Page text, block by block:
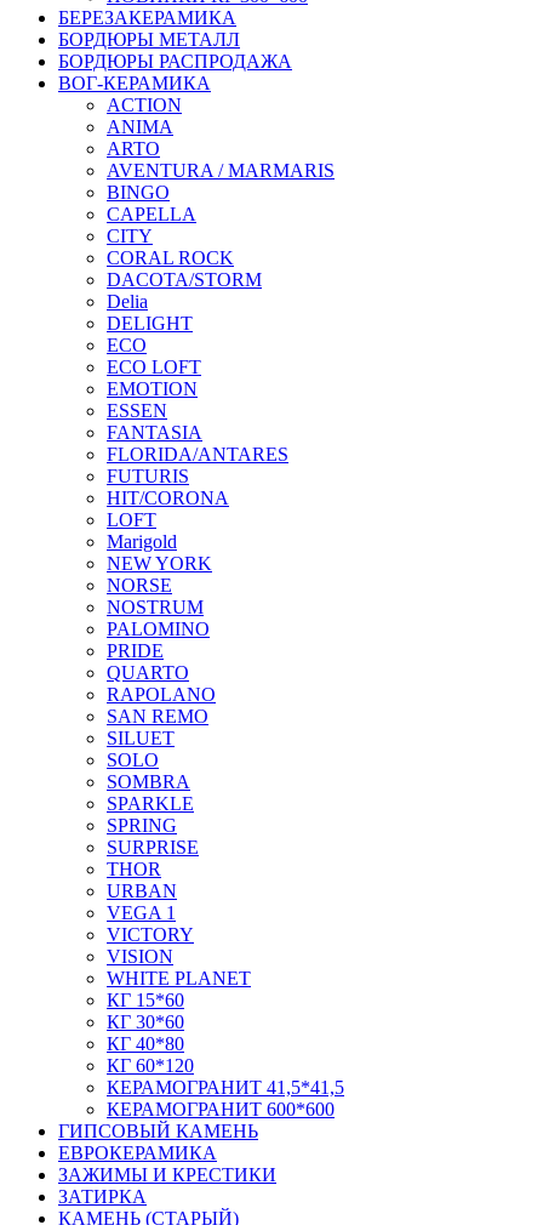
БЕРЕЗАКЕРАМИКА
БОРДЮРЫ МЕТАЛЛ
БОРДЮРЫ РАСПРОДАЖА
ВОГ-КЕРАМИКА
ACTION
ANIMA
ARTO
AVENTURA / MARMARIS
BINGO
CAPELLA
CITY
CORAL ROCK
DACOTA/STORM
Delia
DELIGHT
ECO
ECO LOFT
EMOTION
ESSEN
FANTASIA
FLORIDA/ANTARES
FUTURIS
HIT/CORONA
LOFT
Marigold
NEW YORK
NORSE
NOSTRUM
PALOMINO
PRIDE
QUARTO
RAPOLANO
SAN REMO
SILUET
SOLO
SOMBRA
SPARKLE
SPRING
SURPRISE
THOR
URBAN
VEGA 1
VICTORY
VISION
WHITE PLANET
КГ 15*60
КГ 30*60
КГ 40*80
КГ 60*120
КЕРАМОГРАНИТ 41,5*41,5
КЕРАМОГРАНИТ 600*600
ГИПСОВЫЙ КАМЕНЬ
ЕВРОКЕРАМИКА
ЗАЖИМЫ И КРЕСТИКИ
ЗАТИРКА
КАМЕНЬ (СТАРЫЙ)